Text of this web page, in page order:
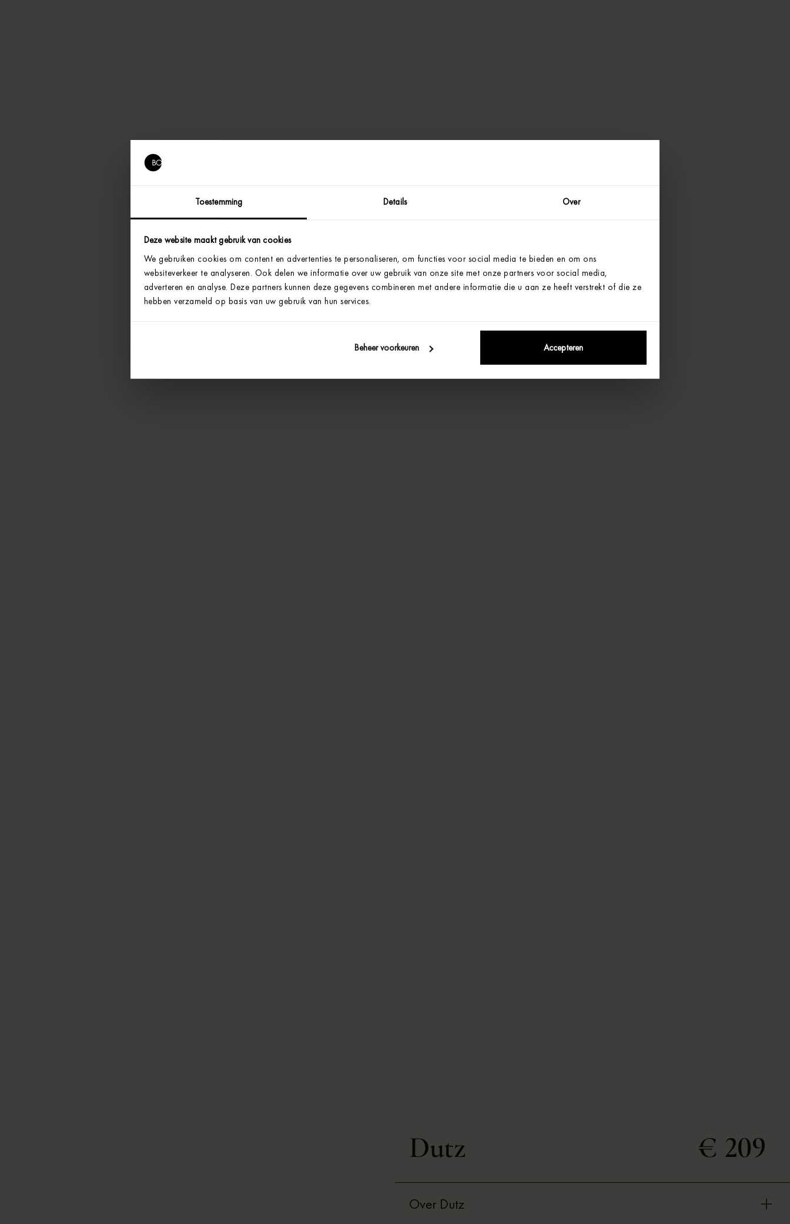
Toestemming Details Over
Deze website maakt gebruik van cookies
We gebruiken cookies om content en advertenties te personaliseren, om functies voor social media te bieden en om ons
websiteverkeer te analyseren. Ook delen we informatie over uw gebruik van onze site met onze partners voor social media,
adverteren en analyse. Deze partners kunnen deze gegevens combineren met andere informatie die u aan ze heeft verstrekt of die ze
hebben verzameld op basis van uw gebruik van hun services.
Beheer voorkeuren Accepteren
Dutz € 209
Over Dutz